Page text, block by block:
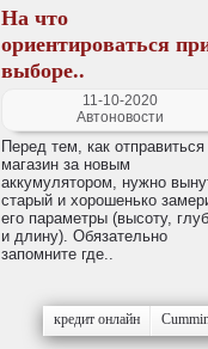
На что
ориентироваться
выборе..
11-10-2020
Автоновости
Перед тем, как отправиться
магазин за новым
аккумулятором, нужно
старый и хорошенько
его параметры (высоту,
и длину). Обязательно
запомните где..
кредит онлайн